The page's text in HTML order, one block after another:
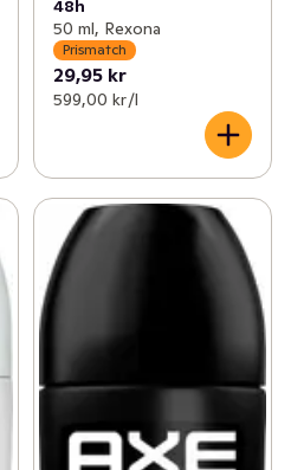
48h
50 ml, Rexona
Prismatch
29,95 kr
599,00 kr /l